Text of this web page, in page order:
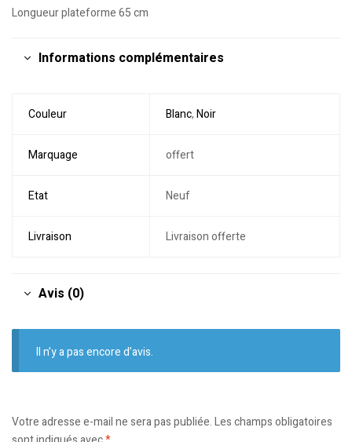
Longueur plateforme 65 cm
Informations complémentaires
Couleur Blanc,Noir
Marquage offert
Etat Neuf
Livraison Livraison offerte
Avis (0)
Il n’y a pas encore d’avis.
Votre adresse e-mail ne sera pas publiée.Les champs obligatoires